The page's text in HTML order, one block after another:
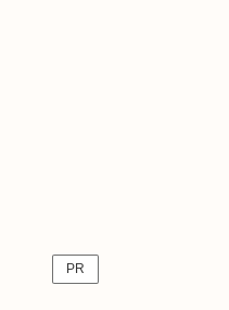
PR